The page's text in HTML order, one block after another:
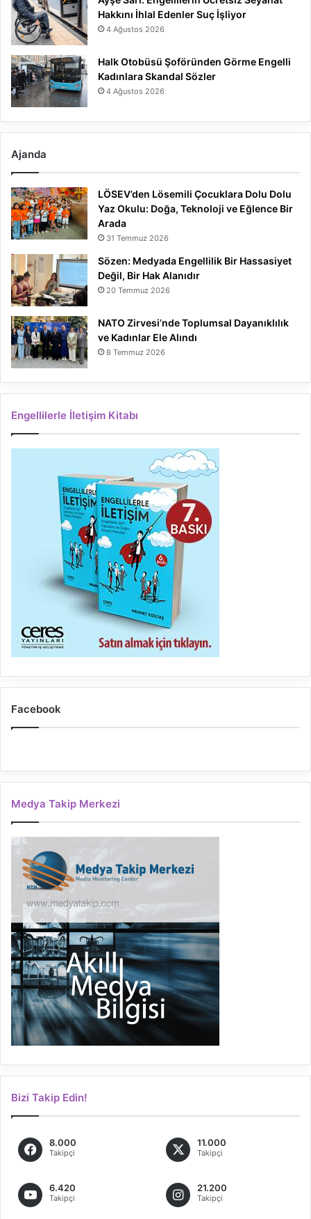
Hakkını İhlal Edenler Suç İşliyor
4 Ağustos 2026
Halk Otobüsü Şoföründen Görme Engelli
Kadınlara Skandal Sözler
4 Ağustos 2026
Ajanda
LÖSEV’den Lösemili Çocuklara Dolu Dolu
Yaz Okulu: Doğa, Teknoloji ve Eğlence Bir
Arada
31 Temmuz 2026
Sözen: Medyada Engellilik Bir Hassasiyet
Değil, Bir Hak Alanıdır
20 Temmuz 2026
NATO Zirvesi’nde Toplumsal Dayanıklılık
ve Kadınlar Ele Alındı
8 Temmuz 2026
Engellilerle İletişim Kitabı
Facebook
Medya Takip Merkezi
Bizi Takip Edin!
8.000
Takipçi
11.000
Takipçi
6.420
Takipçi
21.200
Takipçi